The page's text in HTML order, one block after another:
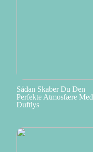
Sådan Skaber Du Den
Perfekte Atmosfære Med
Duftlys